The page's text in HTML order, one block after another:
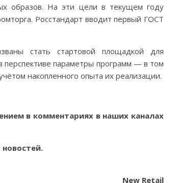
образов. На эти цели в текущем году
Росстандарт вводит первый ГОСТ
стать стартовой площадкой для
перспективе параметры программ — в том
накопленного опыта их реализации.
в комментариях в наших каналах
New Retail